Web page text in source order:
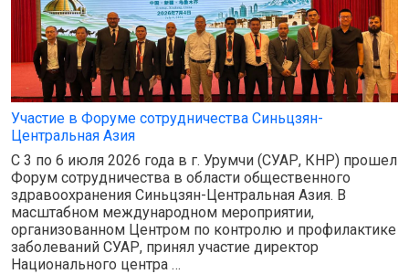
Участие в Форуме сотрудничества Синьцзян-
Центральная Азия
С 3 по 6 июля 2026 года в г. Урумчи (СУАР, КНР) прошел
Форум сотрудничества в области общественного
здравоохранения Синьцзян-Центральная Азия. В
масштабном международном мероприятии,
организованном Центром по контролю и профилактике
заболеваний СУАР, принял участие директор
Национального центра …